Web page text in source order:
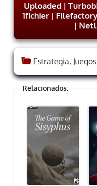
Uploaded |
1fichier| Filefactory
|
Estrategia,
Relacionados: